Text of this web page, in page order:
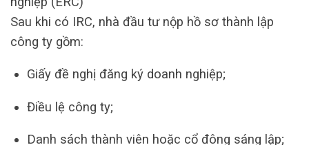
Sau khi có IRC, nhà đầu tư nộp hồ sơ thành lập
công ty gồm:
Giấy đề nghị đăng ký doanh nghiệp;
Điều lệ công ty;
Danh sách thành viên hoặc cổ đông sáng lập;